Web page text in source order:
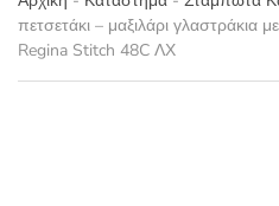
h
p
r
πετσετάκι – μαξιλάρι γλαστράκια
Regina Stitch 48C ΛΧ